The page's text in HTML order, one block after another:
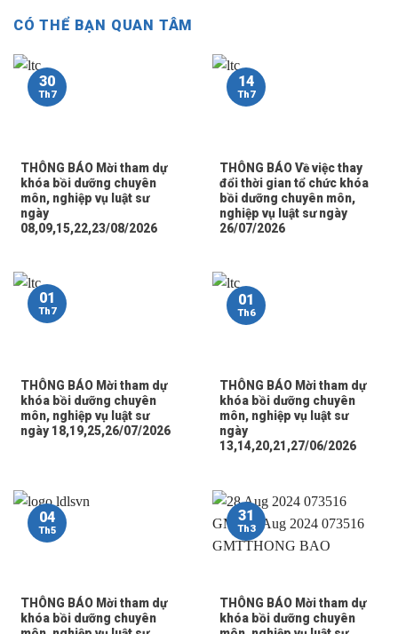
CÓ THỂ BẠN QUAN TÂM
THÔNG BÁO Mời tham dự
khóa bồi dưỡng chuyên
môn, nghiệp vụ luật sư
ngày
08,09,15,22,23/08/2026
30
Th7
THÔNG BÁO Về việc thay
đổi thời gian tổ chức khóa
bồi dưỡng chuyên môn,
nghiệp vụ luật sư ngày
26/07/2026
14
Th7
THÔNG BÁO Mời tham dự
khóa bồi dưỡng chuyên
môn, nghiệp vụ luật sư
ngày 18,19,25,26/07/2026
01
Th7
THÔNG BÁO Mời tham dự
khóa bồi dưỡng chuyên
môn, nghiệp vụ luật sư
ngày
13,14,20,21,27/06/2026
01
Th6
THÔNG BÁO Mời tham dự
khóa bồi dưỡng chuyên
04
Th5
THÔNG BÁO Mời tham dự
khóa bồi dưỡng chuyên
31
Th3